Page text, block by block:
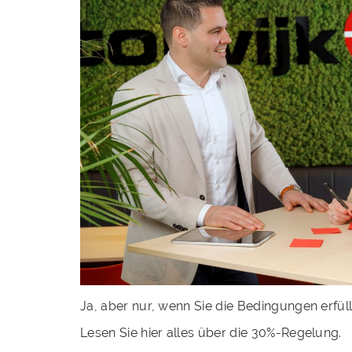
Ja, aber nur, wenn Sie die Bedingungen
Lesen Sie hier alles über die 30%-Regelung.